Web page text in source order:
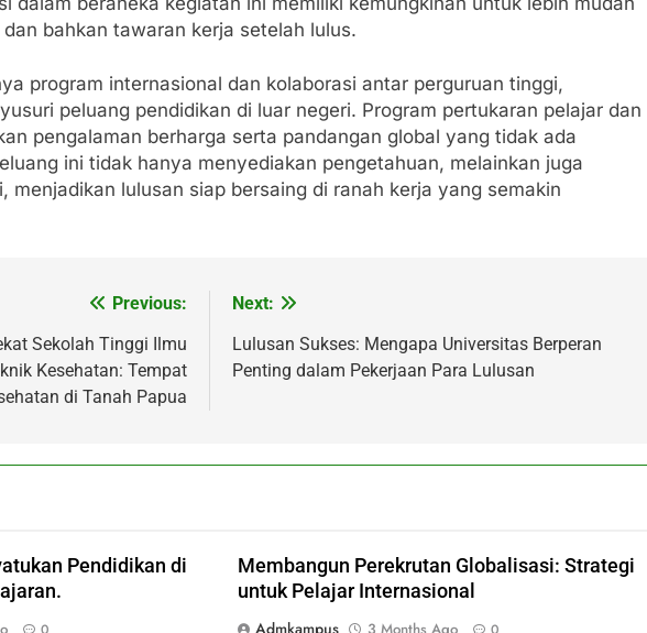
bahkan tawaran kerja setelah lulus.
program internasional dan kolaborasi antar perguruan tinggi,
peluang pendidikan di luar negeri. Program pertukaran pelajar dan
pengalaman berharga serta pandangan global yang tidak ada
ini tidak hanya menyediakan pengetahuan, melainkan juga
menjadikan lulusan siap bersaing di ranah kerja yang semakin
Previous:
Sekolah Tinggi Ilmu
Kesehatan: Tempat
di Tanah Papua
Next:
Lulusan Sukses: Mengapa Universitas Berperan
Penting dalam Pekerjaan Para Lulusan
Pendidikan di
Membangun Perekrutan Globalisasi: Strategi
untuk Pelajar Internasional
Admkampus
3 Months Ago